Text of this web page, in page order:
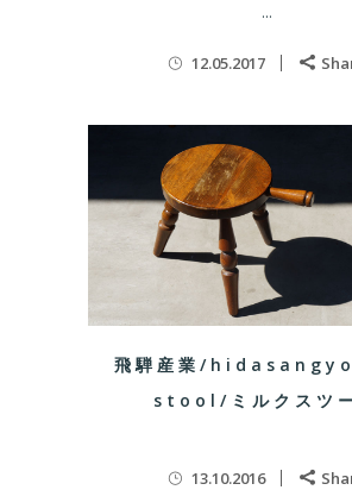
...
12.05.2017
飛騨産業/
stool/ミルクスツ
13.10.2016